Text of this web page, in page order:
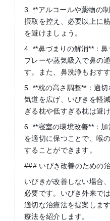
3. **アルコールや薬物の
摂取を控え、必要以上に
を避けましょう。
4. **鼻づまりの解消**：
プレーや蒸気吸入で鼻の
す。また、鼻洗浄もおすす
5. **枕の高さ調整**：適切
気道を広げ、いびきを軽
ぎる枕や低すぎる枕は避
6. **寝室の環境改善**：
を適切に保つことで、喉
することができます。
### いびき改善のための
いびきが改善しない場合
必要です。いびき外来で
適切な治療法を提案しま
療法を紹介します。